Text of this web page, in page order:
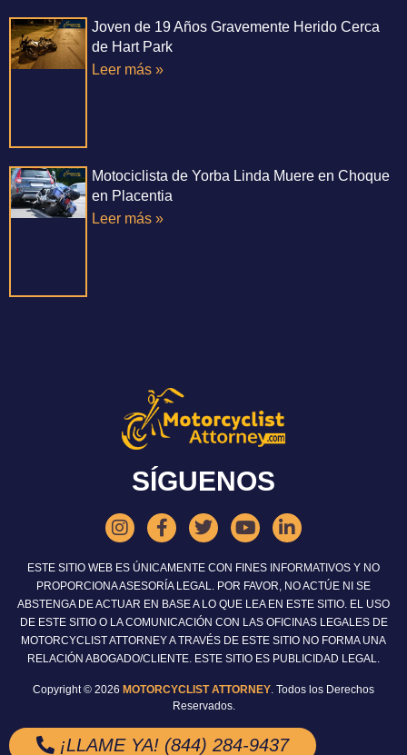
Joven de 19 Años Gravemente Herido Cerca
de Hart Park
Leer más »
Motociclista de Yorba Linda Muere en Choque
en Placentia
Leer más »
SÍGUENOS
ESTE SITIO WEB ES ÚNICAMENTE CON FINES INFORMATIVOS Y NO
PROPORCIONA ASESORÍA LEGAL. POR FAVOR, NO ACTÚE NI SE
ABSTENGA DE ACTUAR EN BASE A LO QUE LEA EN ESTE SITIO. EL USO
DE ESTE SITIO O LA COMUNICACIÓN CON LAS OFICINAS LEGALES DE
MOTORCYCLIST ATTORNEY A TRAVÉS DE ESTE SITIO NO FORMA UNA
RELACIÓN ABOGADO/CLIENTE. ESTE SITIO ES PUBLICIDAD LEGAL.
Copyright © 2026 MOTORCYCLIST ATTORNEY. Todos los Derechos
Reservados.
¡LLAME YA! (844) 284-9437